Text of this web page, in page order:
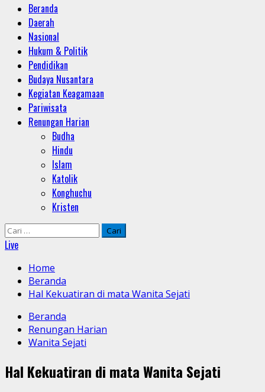
Primary
Menu
Beranda
Daerah
Nasional
Hukum & Politik
Pendidikan
Budaya Nusantara
Kegiatan Keagamaan
Pariwisata
Renungan Harian
Budha
Hindu
Islam
Katolik
Konghuchu
Kristen
Cari
untuk:
Live
Home
Beranda
Hal Kekuatiran di mata Wanita Sejati
Beranda
Renungan Harian
Wanita Sejati
Hal Kekuatiran di mata Wanita Sejati